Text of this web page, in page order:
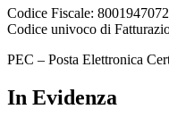
Codice Fiscale:
Codice univoco di
PEC – Posta Elettronica
In Evidenza